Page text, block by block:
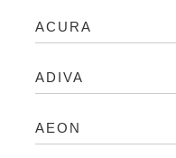
ACURA
ADIVA
AEON